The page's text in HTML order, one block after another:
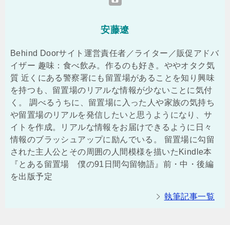
安藤遼
Behind Doorサイト運営責任者／ライター／販促アドバ
イザー 趣味：食べ飲み。作るのも好き。ややオタク気
質 近くにある警察署にも留置場があることを知り興味
を持つも、留置場のリアルな情報が少ないことに気付
く。 調べるうちに、留置場に入った人や家族の気持ち
や留置場のリアルを発信したいと思うようになり、サ
イトを作成。リアルな情報をお届けできるように日々
情報のブラッシュアップに励んでいる。 留置場に勾留
された主人公とその周囲の人間模様を描いたKindle本
『とある留置場 僕の91日間勾留物語』前・中・後編
を出版予定
執筆記事一覧